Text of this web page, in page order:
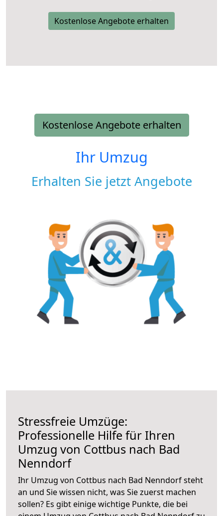
Kostenlose Angebote erhalten
Kostenlose Angebote erhalten
Ihr Umzug
Erhalten Sie jetzt Angebote
Stressfreie Umzüge:
Professionelle Hilfe für Ihren
Umzug von Cottbus nach Bad
Nenndorf
Ihr Umzug von Cottbus nach Bad Nenndorf steht
an und Sie wissen nicht, was Sie zuerst machen
sollen? Es gibt einige wichtige Punkte, die bei